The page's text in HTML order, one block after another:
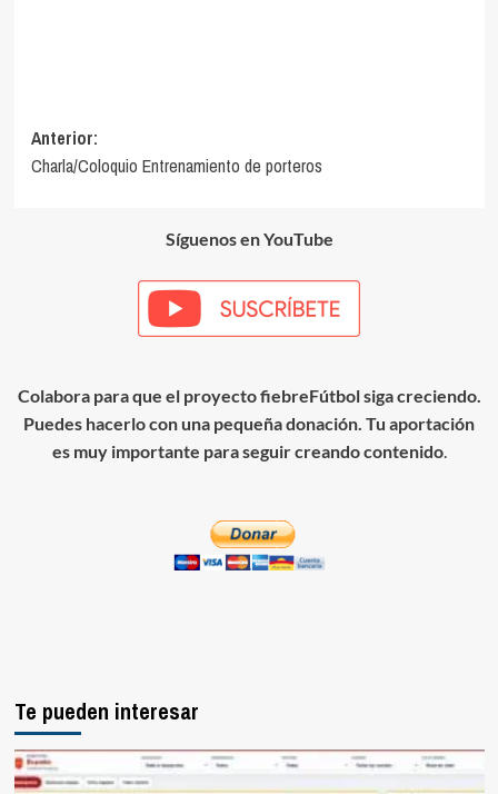
Navegación
de
Anterior:
Charla/Coloquio Entrenamiento de porteros
Síguenos en YouTube
Colabora para que el proyecto fiebreFútbol siga creciendo.
Puedes hacerlo con una pequeña donación. Tu aportación
es muy importante para seguir creando contenido.
Te pueden interesar